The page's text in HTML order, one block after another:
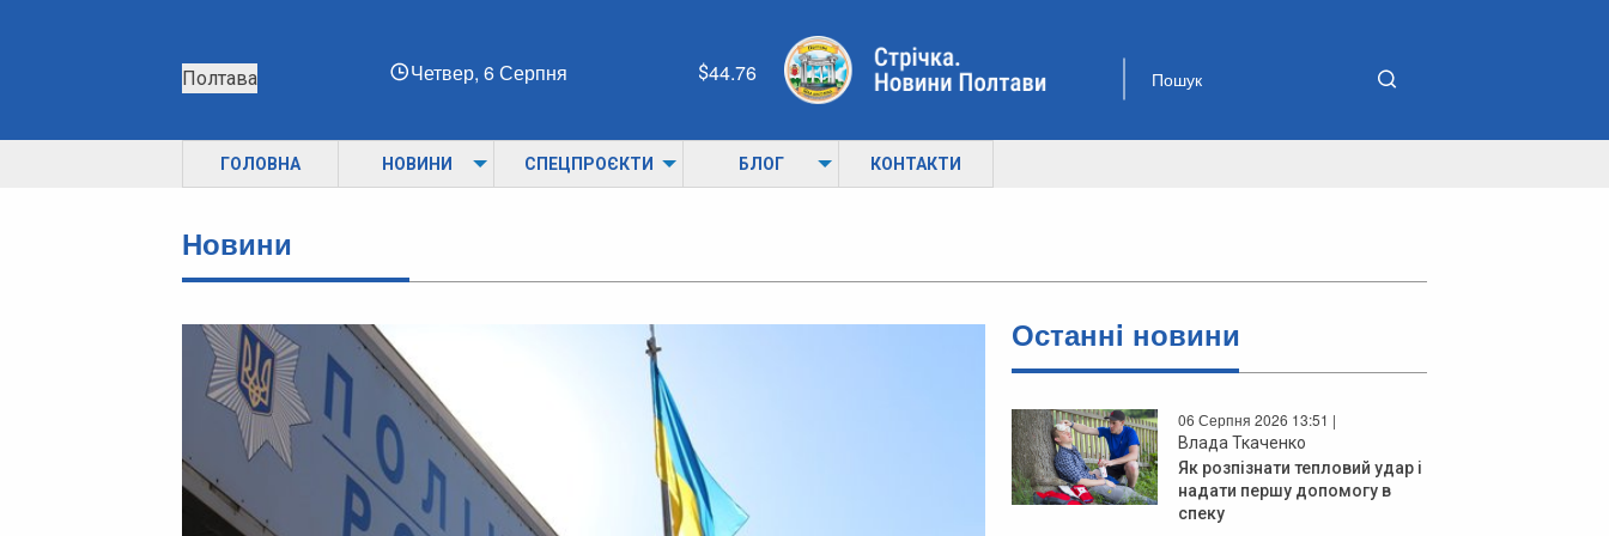
Полтава Четвер, 6 Серпня 44.76
ГОЛОВНА НОВИНИ СПЕЦПРОЄКТИ БЛОГ КОНТАКТИ
Новини
Останнi новини
06 Серпня 2026 13:51 |
Влада Ткаченко
Як розпізнати тепловий удар і
надати першу допомогу в
спеку